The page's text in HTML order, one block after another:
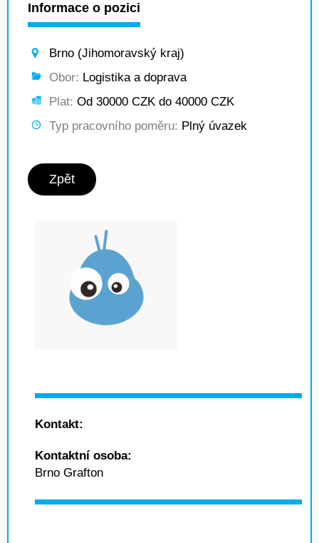
Informace o pozici
Brno (Jihomoravský kraj)
Obor: Logistika a doprava
Plat: Od 30000 CZK do 40000 CZK
Typ pracovního poměru: Plný úvazek
Zpět
Kontakt:
Kontaktní osoba:
Brno Grafton